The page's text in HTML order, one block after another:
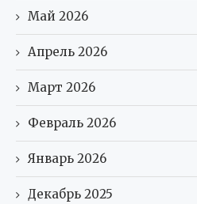
Май 2026
Апрель 2026
Март 2026
Февраль 2026
Январь 2026
Декабрь 2025